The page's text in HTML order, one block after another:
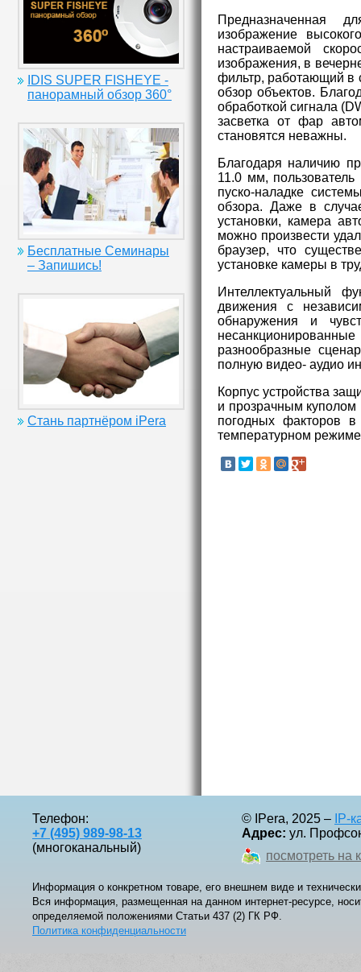
IDIS SUPER FISHEYE -
панорамный обзор 360°
Бесплатные Семинары
– Запишись!
Стань партнёром iPera
Предназначенная
изображение
настраиваемой
изображения, в
фильтр, работающий в
обзор объектов.
обработкой сигнала
засветка от фар
становятся неважны.
Благодаря наличию
11.0 мм,
пуско-наладке
обзора. Даже в
установки, камера
можно произвести
браузер, что
установке камеры в
Интеллектуальный
движения с
обнаружения и
разнообразные
полную видео- аудио
Корпус устройства
и прозрачным куполом
погодных факторов
температурном режиме
Телефон:
+7 (495) 989-98-13
(многоканальный)
© IPera, 2025 – IP-
Адрес: ул.
посмотреть на
Информация о конкретном товаре, его внешнем виде и
Вся информация, размещенная на данном интернет-ресурсе,
определяемой положениями Статьи 437 (2) ГК РФ.
Политика конфиденциальности